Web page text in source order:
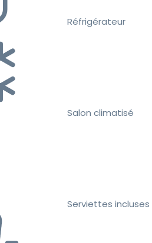
Réfrigérateur
Salon climatisé
Serviettes incluses